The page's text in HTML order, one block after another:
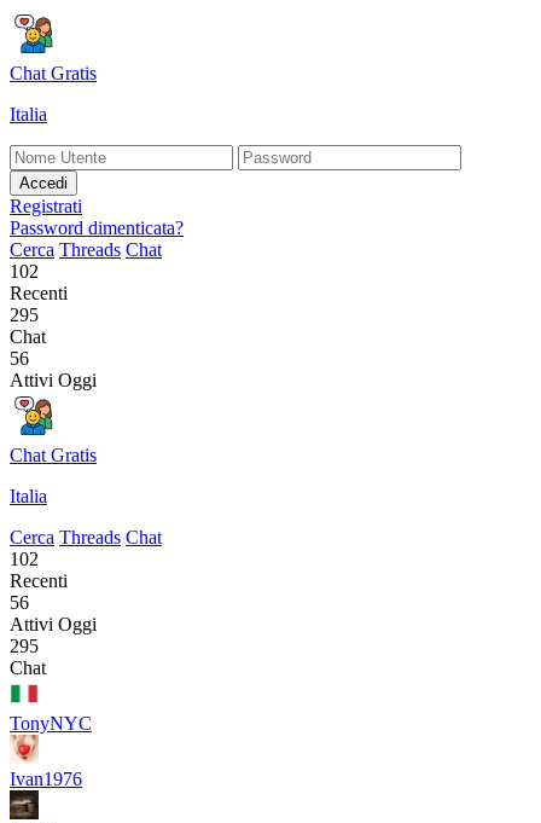
Chat Gratis
Italia
Accedi
Registrati
Password dimenticata?
Cerca Threads Chat
102
Recenti
295
Chat
56
Attivi Oggi
Chat Gratis
Italia
Cerca Threads Chat
102
Recenti
56
Attivi Oggi
295
Chat
TonyNYC
Ivan1976